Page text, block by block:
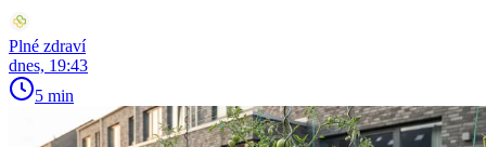
Plné zdraví
dnes, 19:43
5 min